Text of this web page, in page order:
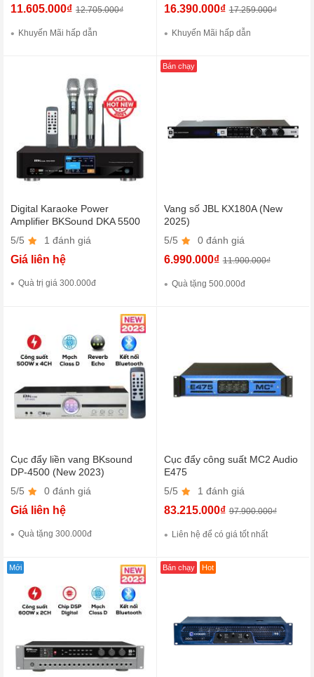
11.605.000₫ 12.705.000₫
Khuyến Mãi hấp dẫn
16.390.000₫ 17.259.000₫
Khuyến Mãi hấp dẫn
Digital Karaoke Power
Amplifier BKSound DKA 5500
5/5 1 đánh giá
Giá liên hệ
Quà trị giá 300.000đ
Vang số JBL KX180A (New
2025)
5/5
0 đánh giá
6.990.000₫ 11.900.000₫
Quà tặng 500.000đ
Bán chạy
Cục đẩy liền vang BKsound
DP-4500 (New 2023)
5/5
0 đánh giá
Giá liên hệ
Quà tặng 300.000đ
Cục đẩy công suất MC2 Audio
E475
5/5
1 đánh giá
83.215.000₫ 97.900.000₫
Liên hệ để có giá tốt nhất
Mới Bán chạy Hot